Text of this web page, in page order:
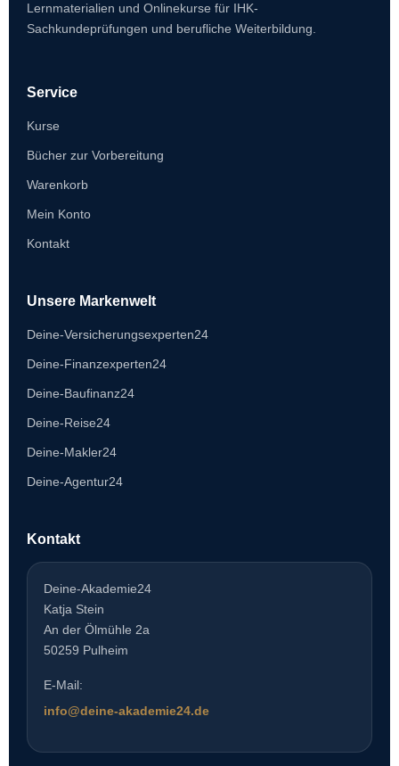
Lernmaterialien und Onlinekurse für IHK-
Sachkundeprüfungen und berufliche Weiterbildung.
Service
Kurse
Bücher zur Vorbereitung
Warenkorb
Mein Konto
Kontakt
Unsere Markenwelt
Deine-Versicherungsexperten24
Deine-Finanzexperten24
Deine-Baufinanz24
Deine-Reise24
Deine-Makler24
Deine-Agentur24
Kontakt
Deine-Akademie24
Katja Stein
An der Ölmühle 2a
50259 Pulheim
E-Mail:
info@deine-akademie24.de